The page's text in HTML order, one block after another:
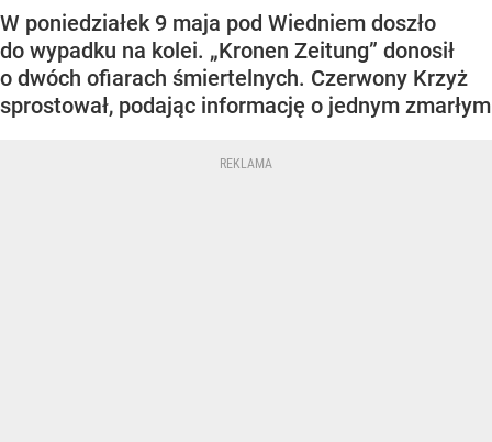
W poniedziałek 9 maja pod Wiedniem doszło
do wypadku na kolei. „Kronen Zeitung” donosił
o dwóch ofiarach śmiertelnych. Czerwony Krzyż
sprostował, podając informację o jednym zmarłym